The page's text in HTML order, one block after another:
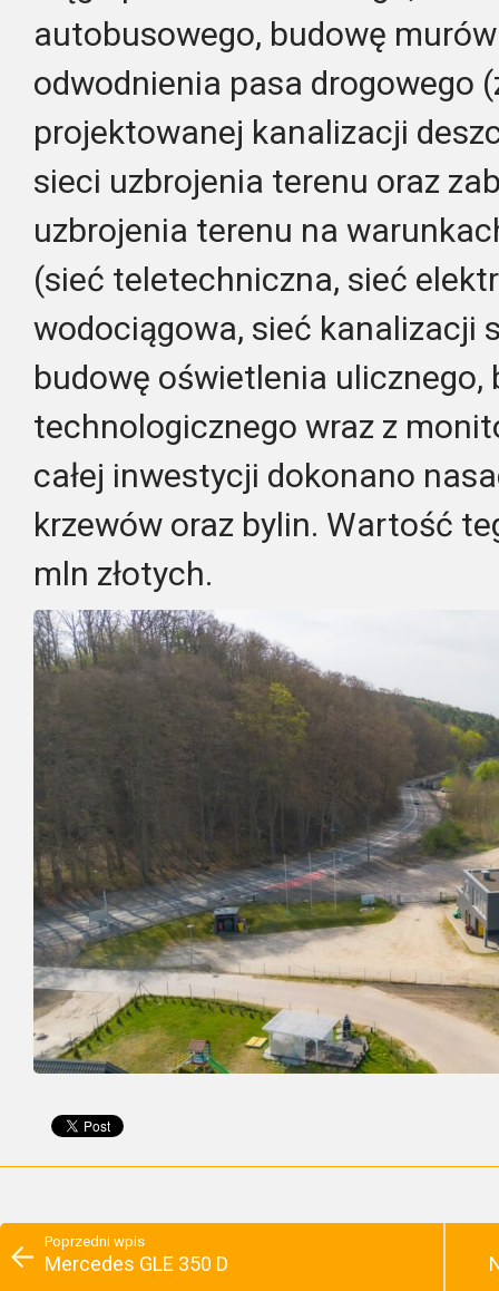
autobusowego, budowę
odwodnienia pasa drogowego
projektowanej kanalizacji
sieci uzbrojenia terenu oraz
uzbrojenia terenu na
(sieć teletechniczna, sieć
wodociągowa, sieć kanalizacji
budowę oświetlenia ulicznego,
technologicznego wraz z
całej inwestycji dokonano
krzewów oraz bylin. Wartość
mln złotych.
Poprzedni wpis
Mercedes GLE 350 D